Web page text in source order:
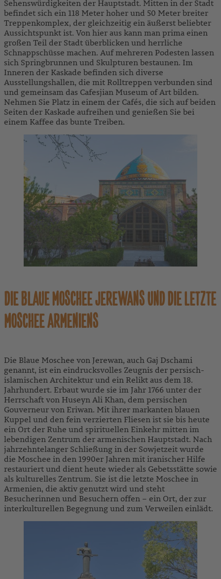
Sehenswürdigkeiten der Hauptstadt. Mitten in der Stadt
befindet sich ein 118 Meter hoher und 50 Meter breiter
Treppenkomplex, der gleichzeitig ein äußerst beliebter
Aussichtspunkt ist. Von hier aus kann man prima einen
großen Teil der Stadt überblicken und herrliche
Schnappschüsse machen. Auf mehreren Podesten lassen
sich Springbrunnen und Skulpturen bestaunen. Im
Inneren der Kaskade befinden sich diverse
Ausstellungshallen, die mit Rolltreppen verbunden sind
und gemeinsam das Cafesjian Museum of Art bilden.
Nehmen Sie Platz in einem der Cafés, die sich auf beiden
Seiten der Kaskade aufreihen und genießen Sie bei
einem Kaffee das bunte Treiben.
DIE BLAUE MOSCHEE JEREWANS UND DIE LETZTE
MOSCHEE ARMENIENS
Die Blaue Moschee von Jerewan, auch Gaj Dschami
genannt, ist ein eindrucksvolles Zeugnis der persisch-
islamischen Architektur und ein Relikt aus dem 18.
Jahrhundert. Erbaut wurde sie im Jahr 1766 unter der
Herrschaft von Huseyn Ali Khan, dem persischen
Gouverneur von Eriwan. Mit ihrer markanten blauen
Kuppel und den fein verzierten Fliesen ist sie bis heute
ein Ort der Ruhe und spirituellen Einkehr mitten im
lebendigen Zentrum der armenischen Hauptstadt. Nach
jahrzehntelanger Schließung in der Sowjetzeit wurde
die Moschee in den 1990er Jahren mit iranischer Hilfe
restauriert und dient heute wieder als Gebetsstätte sowie
als kulturelles Zentrum. Sie ist die letzte Moschee in
Armenien, die aktiv genutzt wird und steht
Besucherinnen und Besuchern offen – ein Ort, der zur
interkulturellen Begegnung und zum Verweilen einlädt.